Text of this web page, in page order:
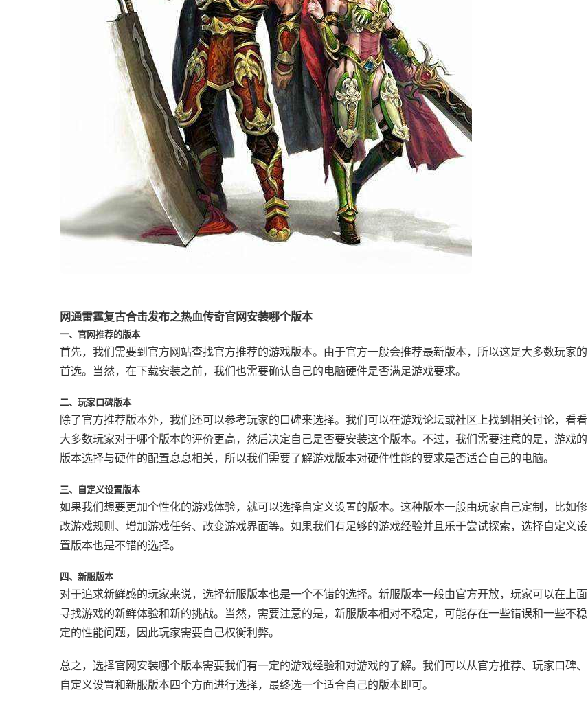
网通雷霆复古合击发布之热血传奇官网安装哪个版本
一、官网推荐的版本
首先，我们需要到官方网站查找官方推荐的游戏版本。由于官方一般会推荐最新版本，所以这是大多数玩家的
首选。当然，在下载安装之前，我们也需要确认自己的电脑硬件是否满足游戏要求。
二、玩家口碑版本
除了官方推荐版本外，我们还可以参考玩家的口碑来选择。我们可以在游戏论坛或社区上找到相关讨论，看看
大多数玩家对于哪个版本的评价更高，然后决定自己是否要安装这个版本。不过，我们需要注意的是，游戏的
版本选择与硬件的配置息息相关，所以我们需要了解游戏版本对硬件性能的要求是否适合自己的电脑。
三、自定义设置版本
如果我们想要更加个性化的游戏体验，就可以选择自定义设置的版本。这种版本一般由玩家自己定制，比如修
改游戏规则、增加游戏任务、改变游戏界面等。如果我们有足够的游戏经验并且乐于尝试探索，选择自定义设
置版本也是不错的选择。
四、新服版本
对于追求新鲜感的玩家来说，选择新服版本也是一个不错的选择。新服版本一般由官方开放，玩家可以在上面
寻找游戏的新鲜体验和新的挑战。当然，需要注意的是，新服版本相对不稳定，可能存在一些错误和一些不稳
定的性能问题，因此玩家需要自己权衡利弊。
总之，选择官网安装哪个版本需要我们有一定的游戏经验和对游戏的了解。我们可以从官方推荐、玩家口碑、
自定义设置和新服版本四个方面进行选择，最终选一个适合自己的版本即可。